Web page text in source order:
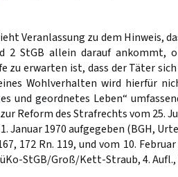
Veranlassung zu dem Hinweis,
2 StGB allein darauf ankommt,
zu erwarten ist, dass der Täter
Wohlverhalten wird hierfür
und geordnetes Leben“
Reform des Strafrechts vom 25.
Januar 1970 aufgegeben (BGH,
172 Rn. 119, und vom 10.
StGB/Groß/Kett-Straub, 4. Aufl.,